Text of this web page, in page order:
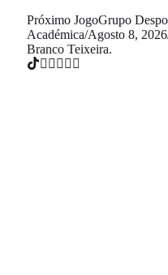
Próximo JogoGrupo
Académica/Agosto 8, 2026
Branco Teixeira.